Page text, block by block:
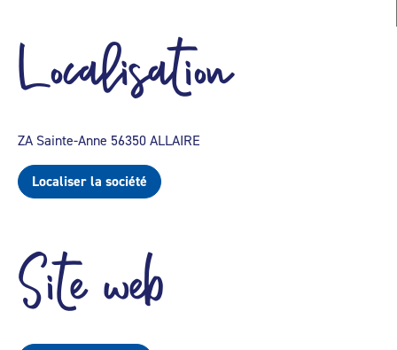
Localisation
ZA Sainte-Anne 56350 ALLAIRE
Localiser la société
Site web